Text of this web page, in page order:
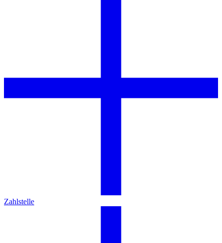
Zahlstelle